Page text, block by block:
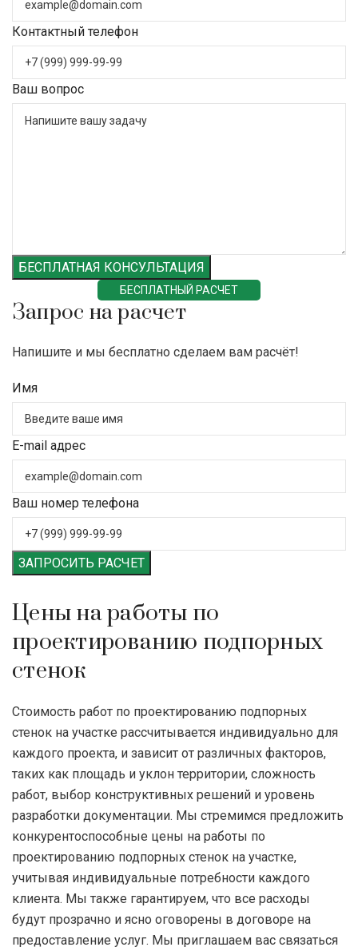
Контактный телефон
Ваш вопрос
БЕСПЛАТНАЯ КОНСУЛЬТАЦИЯ
БЕСПЛАТНЫЙ РАСЧЕТ
Запрос на расчет
Напишите и мы бесплатно сделаем вам расчёт!
Имя
E-mail адрес
Ваш номер телефона
ЗАПРОСИТЬ РАСЧЕТ
Цены на работы по
проектированию подпорных
стенок
Стоимость работ по проектированию подпорных
стенок на участке рассчитывается индивидуально для
каждого проекта, и зависит от различных факторов,
таких как площадь и уклон территории, сложность
работ, выбор конструктивных решений и уровень
разработки документации. Мы стремимся предложить
конкурентоспособные цены на работы по
проектированию подпорных стенок на участке,
учитывая индивидуальные потребности каждого
клиента. Мы также гарантируем, что все расходы
будут прозрачно и ясно оговорены в договоре на
предоставление услуг. Мы приглашаем вас связаться